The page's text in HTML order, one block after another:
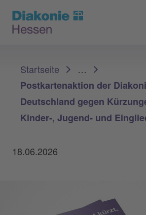
Spenden
Startseite
…
Postkartenaktion der
Deutschland gegen
Kinder‑, Jugend‑ und
18.06.2026